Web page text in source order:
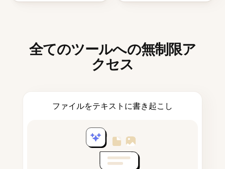
全てのツールへの無制限ア
クセス
ファイルをテキストに書き起こし